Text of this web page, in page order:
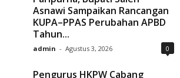
Asnawi Sampaikan Rancangan
KUPA–PPAS Perubahan APBD
Tahun...
admin - Agustus 3, 2026 0
Pengurus HKPW Cabang